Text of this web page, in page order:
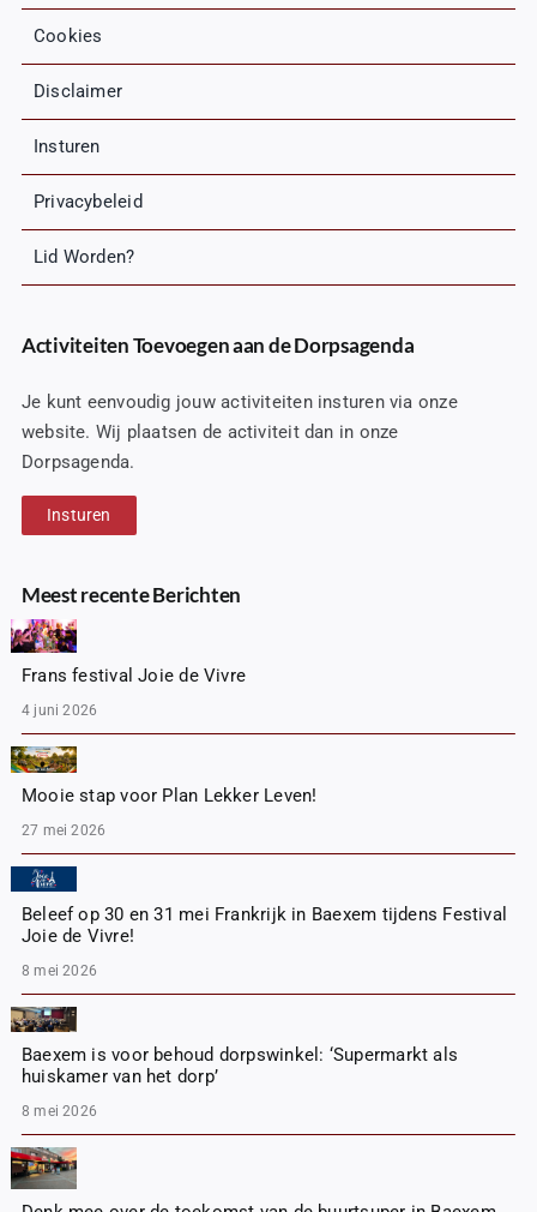
Cookies
Disclaimer
Insturen
Privacybeleid
Lid Worden?
Activiteiten Toevoegen aan de Dorpsagenda
Je kunt eenvoudig jouw activiteiten insturen via onze
website. Wij plaatsen de activiteit dan in onze
Dorpsagenda.
Insturen
Meest recente Berichten
Frans festival Joie de Vivre
4 juni 2026
Mooie stap voor Plan Lekker Leven!
27 mei 2026
Beleef op 30 en 31 mei Frankrijk in Baexem tijdens Festival
Joie de Vivre!
8 mei 2026
Baexem is voor behoud dorpswinkel: ‘Supermarkt als
huiskamer van het dorp’
8 mei 2026